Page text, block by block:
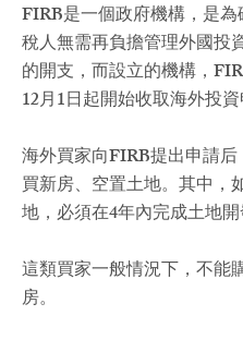
FIRB是一個政府機構，是
稅人無需再負擔管理外國投
的開支，而設立的機構，
12月1日起開始收取海外投資
海外買家向FIRB提出申請
買新房、空置土地。其中，
地，必須在4年內完成土地開
這類買家一般情況下，不能
房。